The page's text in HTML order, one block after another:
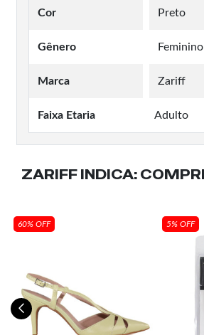
Cor Preto
Gênero Feminino
Marca Zariff
Faixa Etaria Adulto
ZARIFF INDICA:
60% OFF 5% OFF